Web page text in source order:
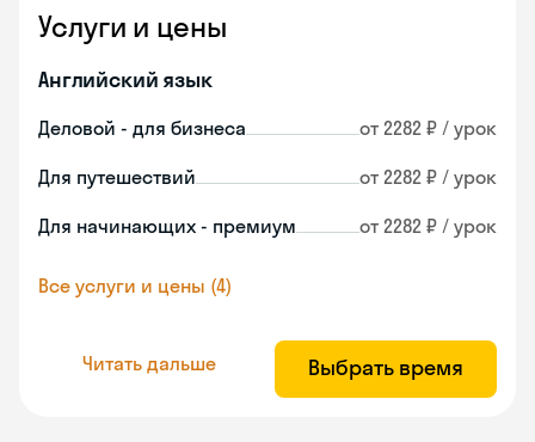
Услуги и цены
Английский язык
Деловой - для бизнеса от 2282 ₽ / урок
Для путешествий от 2282 ₽ / урок
Для начинающих - премиум от 2282 ₽ / урок
Все услуги и цены (4)
Читать дальше Выбрать время